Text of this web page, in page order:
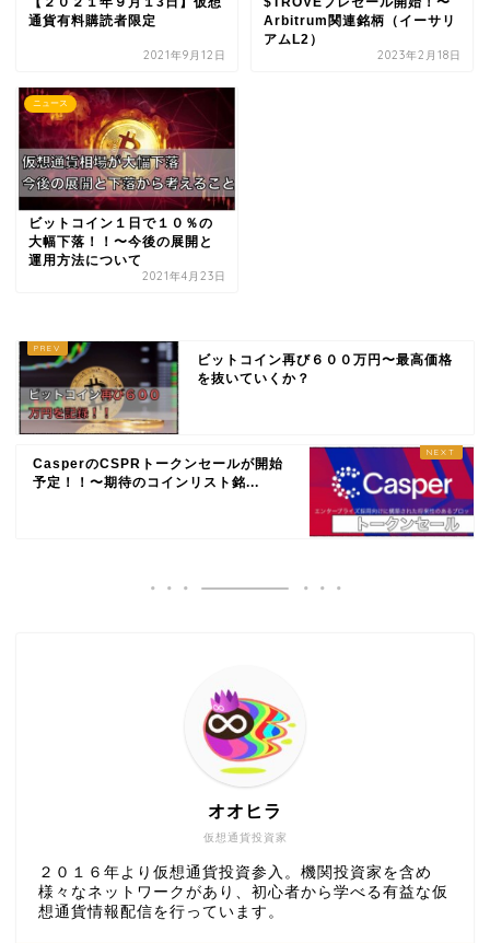
通貨有料購読者限定
2021年9月12日
Arbitrum関連銘柄（イーサリ
アムL2）
2023年2月18日
ニュース
ビットコイン１日で１０％の
大幅下落！！〜今後の展開と
運用方法について
2021年4月23日
ビットコイン再び６００万円〜最高価格
を抜いていくか？
CasperのCSPRトークンセールが開始
予定！！〜期待のコインリスト銘...
仮想通貨投資家
オオヒラ
２０１６年より仮想通貨投資参入。機関投資家を含め
様々なネットワークがあり、初心者から学べる有益な仮
想通貨情報配信を行っています。